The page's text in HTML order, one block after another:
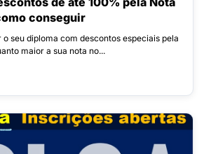
conseguir
seu diploma com descontos especiais pela
maior a sua nota no...